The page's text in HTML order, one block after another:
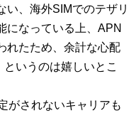
い、海外SIMでのテザリ
になっている上、APN
れたため、余計な心配
いうのは嬉しいとこ
がされないキャリアも